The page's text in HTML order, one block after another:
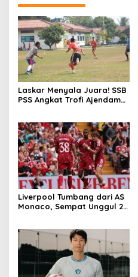
Laskar Menyala Juara! SSB
PSS Angkat Trofi Ajendam
Liverpool Tumbang dari AS
Monaco, Sempat Unggul 2-